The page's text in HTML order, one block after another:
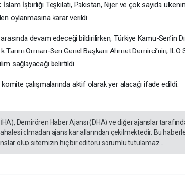
İşbirliği Teşkilatı, Pakistan, Nijer ve çok sayıda
oylanmasına karar verildi.
devam edeceği bildirilirken, Türkiye Kamu-Sen’in
Tarım Orman-Sen Genel Başkanı Ahmet Demirci’nin, ILO
sağlayacağı belirtildi.
çalışmalarında aktif olarak yer alacağı ifade edildi.
Demirören Haber Ajansı (DHA) ve diğer ajanslar
olmadan ajans kanallarından çekilmektedir. Bu
olup sitemizin hiç bir editörü sorumlu tutulamaz...